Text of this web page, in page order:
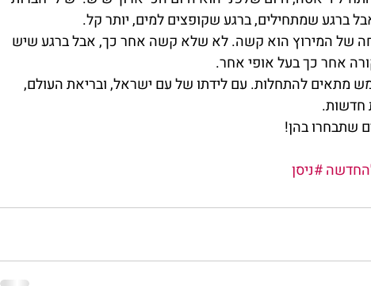
ברגע שמתחילים, ברגע שקופצים למים, יותר קל.
של המירוץ הוא קשה. לא שלא קשה אחר כך, אבל ברגע שיש
אחר כך בעל אופי אחר.
מתאים להתחלות. עם לידתו של עם ישראל, ובריאת העולם,
חדשות.
שתבחרו בהן!
#ניסן